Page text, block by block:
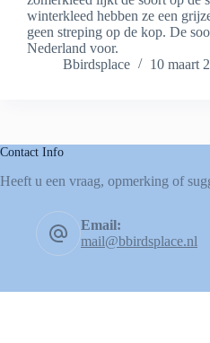
winterkleed hebben ze een
geen streping op de kop. De
Nederland voor.
Bbirdsplace
10 maart
Contact Info
Heeft u een vraag, opmerking of
Email:
mail@bbirdsplace.nl